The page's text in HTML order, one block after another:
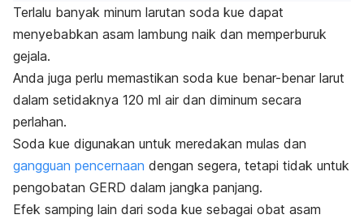
Terlalu banyak minum larutan soda kue dapat
menyebabkan asam lambung naik dan memperburuk
gejala.
Anda juga perlu memastikan soda kue benar-benar larut
dalam setidaknya 120 ml air dan diminum secara
perlahan.
Soda kue digunakan untuk meredakan mulas dan
gangguan pencernaan dengan segera, tetapi tidak untuk
pengobatan GERD dalam jangka panjang.
Efek samping lain dari soda kue sebagai obat asam